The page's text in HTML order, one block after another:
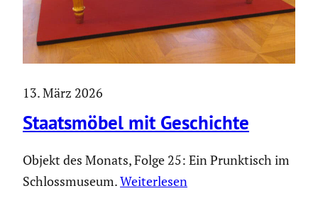
13. März 2026
Staats­möbel mit Geschichte
Objekt des Monats, Folge 25: Ein Prunk­tisch im
Schloss­mu­seum.Weiter­lesen